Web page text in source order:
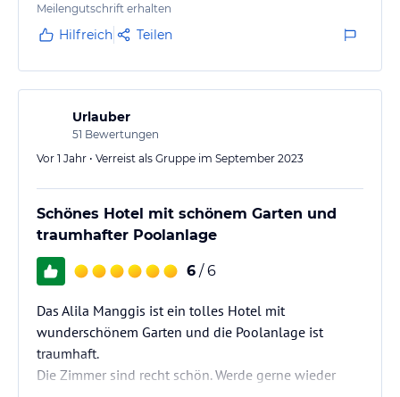
Meilengutschrift erhalten
Hilfreich Teilen
Urlauber
51 Bewertungen
Vor 1 Jahr • Verreist als Gruppe im September 2023
Schönes Hotel mit schönem Garten und
traumhafter Poolanlage
6 / 6
Das Alila Manggis ist ein tolles Hotel mit
wunderschönem Garten und die Poolanlage ist
traumhaft.
Die Zimmer sind recht schön. Werde gerne wieder